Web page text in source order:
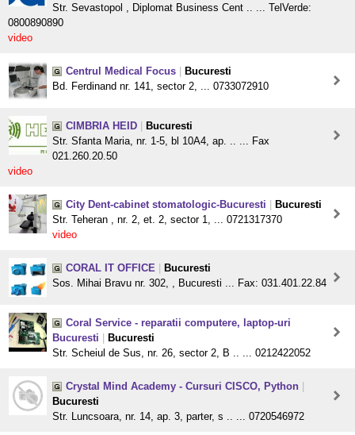
Str. Sevastopol , Diplomat Business Cent .. ... TelVerde:
0800890890
video
Centrul Medical Focus
Bucuresti
Bd. Ferdinand nr. 141, sector 2, ... 0733072910
CIMBRIA HEID
Bucuresti
Str. Sfanta Maria, nr. 1-5, bl 10A4, ap. .. ... Fax
021.260.20.50
video
City Dent-cabinet stomatologic-Bucuresti
Bucuresti
Str. Teheran , nr. 2, et. 2, sector 1, ... 0721317370
video
CORAL IT OFFICE
Bucuresti
Sos. Mihai Bravu nr. 302, , Bucuresti ... Fax: 031.401.22.84
Coral Service - reparatii computere, laptop-uri
Bucuresti
Bucuresti
Str. Scheiul de Sus, nr. 26, sector 2, B .. ... 0212422052
Crystal Mind Academy - Cursuri CISCO, Python
Bucuresti
Str. Luncsoara, nr. 14, ap. 3, parter, s .. ... 0720546972